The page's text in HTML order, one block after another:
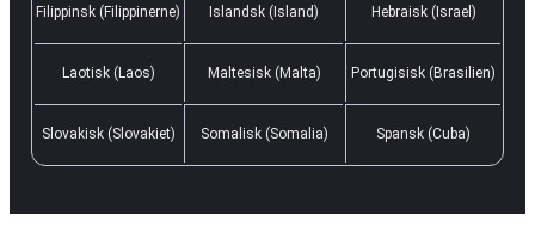
Filippinsk (Filippinerne) Islandsk (Island) Hebraisk (Israel)
Laotisk (Laos) Maltesisk (Malta) Portugisisk (Brasilien)
Slovakisk (Slovakiet) Somalisk (Somalia) Spansk (Cuba)